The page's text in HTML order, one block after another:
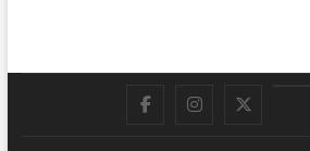
FacebookInstagram